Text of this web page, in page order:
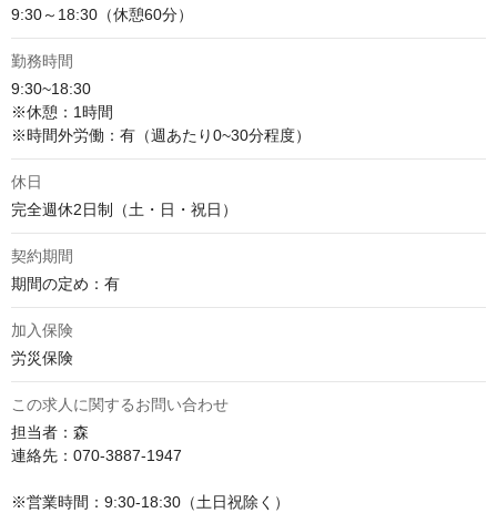
9:30～18:30（休憩60分）
勤務時間
9:30~18:30
※休憩：1時間
※時間外労働：有（週あたり0~30分程度）
休日
完全週休2日制（土・日・祝日）
契約期間
期間の定め：有
加入保険
労災保険
この求人に関するお問い合わせ
担当者：森
連絡先：070-3887-1947
※営業時間：9:30-18:30（土日祝除く）